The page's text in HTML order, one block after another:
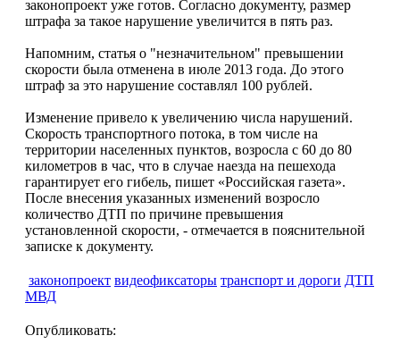
законопроект уже готов. Согласно документу, размер
штрафа за такое нарушение увеличится в пять раз.
Напомним, статья о "незначительном" превышении
скорости была отменена в июле 2013 года. До этого
штраф за это нарушение составлял 100 рублей.
Изменение привело к увеличению числа нарушений.
Скорость транспортного потока, в том числе на
территории населенных пунктов, возросла с 60 до 80
километров в час, что в случае наезда на пешехода
гарантирует его гибель, пишет «Российская газета».
После внесения указанных изменений возросло
количество ДТП по причине превышения
установленной скорости, - отмечается в пояснительной
записке к документу.
законопроект видеофиксаторы транспорт и дороги ДТП
МВД
Опубликовать: